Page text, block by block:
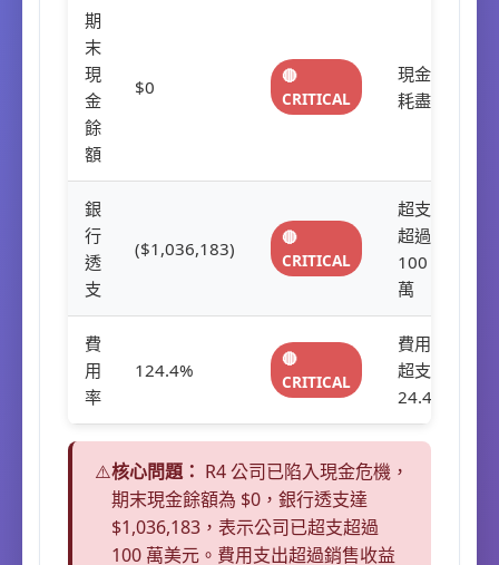
期
末
現
金
餘
額
$0
🔴
CRITICAL
現金
耗盡
銀
行
透
支
($1,036,183)
🔴
CRITICAL
超支
超過
100
萬
費
用
率
124.4%
🔴
CRITICAL
費用
超支
24.4%
⚠️核心問題： R4 公司已陷入現金危機，
期末現金餘額為 $0，銀行透支達
$1,036,183，表示公司已超支超過
100 萬美元。費用支出超過銷售收益